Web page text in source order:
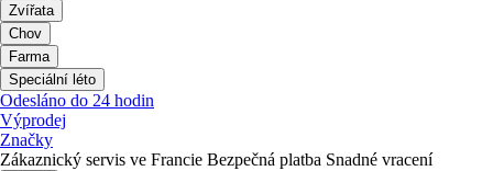
Zvířata
Chov
Farma
Speciální léto
Odesláno do 24 hodin
Výprodej
Značky
Zákaznický servis ve Francie Bezpečná platba Snadné vracení